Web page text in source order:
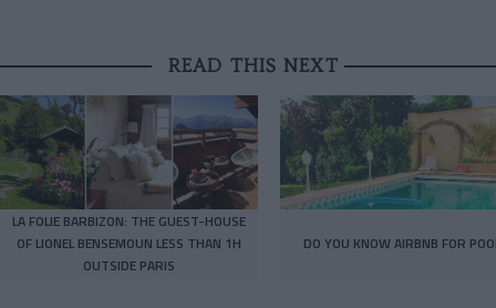
READ THIS NEXT
LA FOLIE BARBIZON: THE GUEST-HOUSE
OF LIONEL BENSEMOUN LESS THAN 1H
OUTSIDE PARIS
DO YOU KNOW AIRBNB FOR